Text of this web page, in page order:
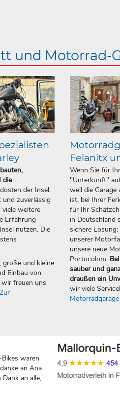
und Motorrad-
die
der Insel.
zuverlässig
weitere
Erfahrung
nutzen. Die
große und kleine
Einbau von
freuen uns
Zur
Felanitx
Wenn Sie für
"Unterkunft"
weil die Garage
ist, bei Ihrer
für Ihr
in Deutschland
sichere
unserer
unsere neue
Portocolom.
sauber und
draußen ein
wir viele
waren
an Ana
an alle,